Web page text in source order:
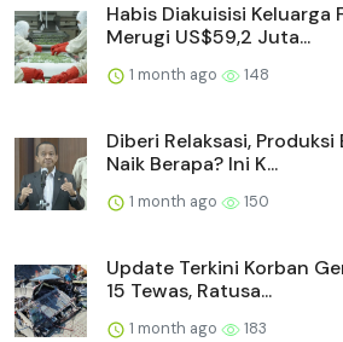
Habis Diakuisisi Keluarga
Merugi US$59,2 Juta...
1 month ago 148
Diberi Relaksasi,
Naik Berapa? Ini K...
1 month ago 150
Update Terkini Korban
15 Tewas, Ratusa...
1 month ago 183